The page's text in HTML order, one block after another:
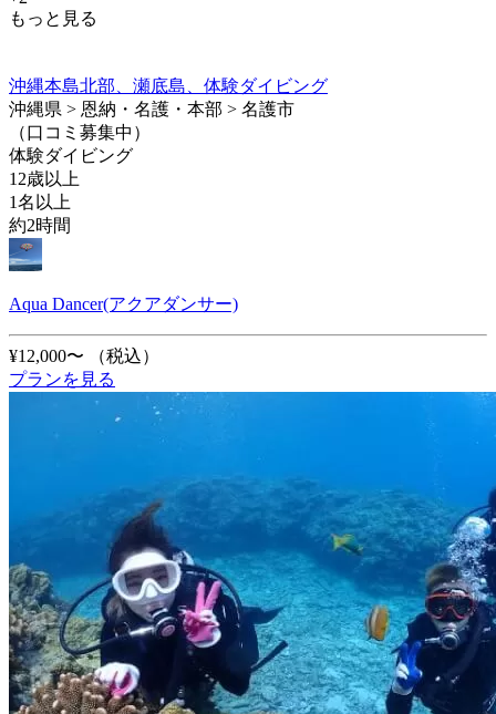
もっと見る
沖縄本島北部、瀬底島、体験ダイビング
沖縄県 > 恩納・名護・本部 > 名護市
（口コミ募集中）
体験ダイビング
12歳以上
1名以上
約2時間
Aqua Dancer(アクアダンサー)
¥12,000〜
（税込）
プランを見る